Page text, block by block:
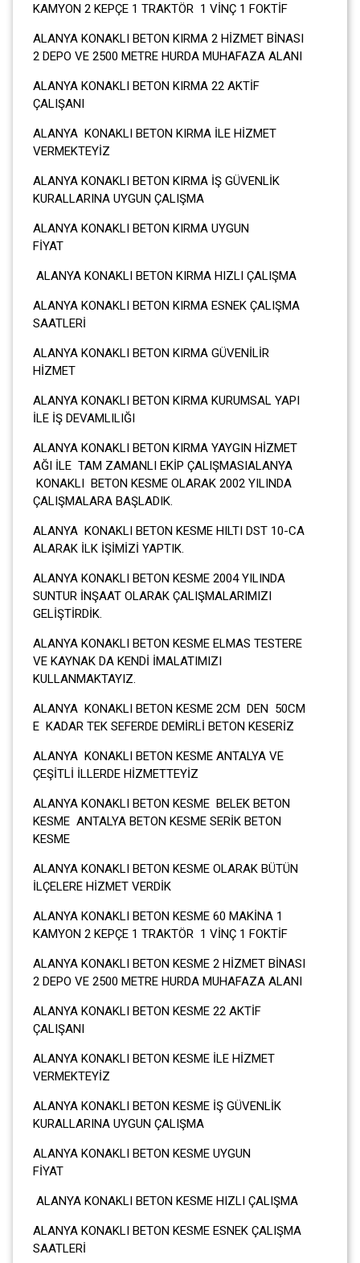
KAMYON 2 KEPÇE 1 TRAKTÖR 1 VİNÇ 1 FOKTİF
ALANYA KONAKLI BETON KIRMA 2 HİZMET BİNASI
2 DEPO VE 2500 METRE HURDA MUHAFAZA ALANI
ALANYA KONAKLI BETON KIRMA 22 AKTİF
ÇALIŞANI
ALANYA KONAKLI BETON KIRMA İLE HİZMET
VERMEKTEYİZ
ALANYA KONAKLI BETON KIRMA İŞ GÜVENLİK
KURALLARINA UYGUN ÇALIŞMA
ALANYA KONAKLI BETON KIRMA UYGUN
FİYAT
ALANYA KONAKLI BETON KIRMA HIZLI ÇALIŞMA
ALANYA KONAKLI BETON KIRMA ESNEK ÇALIŞMA
SAATLERİ
ALANYA KONAKLI BETON KIRMA GÜVENİLİR
HİZMET
ALANYA KONAKLI BETON KIRMA KURUMSAL YAPI
İLE İŞ DEVAMLILIĞI
ALANYA KONAKLI BETON KIRMA YAYGIN HİZMET
AĞI İLE TAM ZAMANLI EKİP ÇALIŞMASIALANYA
KONAKLI BETON KESME OLARAK 2002 YILINDA
ÇALIŞMALARA BAŞLADIK.
ALANYA KONAKLI BETON KESME HILTI DST 10-CA
ALARAK İLK İŞİMİZİ YAPTIK.
ALANYA KONAKLI BETON KESME 2004 YILINDA
SUNTUR İNŞAAT OLARAK ÇALIŞMALARIMIZI
GELİŞTİRDİK.
ALANYA KONAKLI BETON KESME ELMAS TESTERE
VE KAYNAK DA KENDİ İMALATIMIZI
KULLANMAKTAYIZ.
ALANYA KONAKLI BETON KESME 2CM DEN 50CM
E KADAR TEK SEFERDE DEMİRLİ BETON KESERİZ
ALANYA KONAKLI BETON KESME ANTALYA VE
ÇEŞİTLİ İLLERDE HİZMETTEYİZ
ALANYA KONAKLI BETON KESME BELEK BETON
KESME ANTALYA BETON KESME SERİK BETON
KESME
ALANYA KONAKLI BETON KESME OLARAK BÜTÜN
İLÇELERE HİZMET VERDİK
ALANYA KONAKLI BETON KESME 60 MAKİNA 1
KAMYON 2 KEPÇE 1 TRAKTÖR 1 VİNÇ 1 FOKTİF
ALANYA KONAKLI BETON KESME 2 HİZMET BİNASI
2 DEPO VE 2500 METRE HURDA MUHAFAZA ALANI
ALANYA KONAKLI BETON KESME 22 AKTİF
ÇALIŞANI
ALANYA KONAKLI BETON KESME İLE HİZMET
VERMEKTEYİZ
ALANYA KONAKLI BETON KESME İŞ GÜVENLİK
KURALLARINA UYGUN ÇALIŞMA
ALANYA KONAKLI BETON KESME UYGUN
FİYAT
ALANYA KONAKLI BETON KESME HIZLI ÇALIŞMA
ALANYA KONAKLI BETON KESME ESNEK ÇALIŞMA
SAATLERİ